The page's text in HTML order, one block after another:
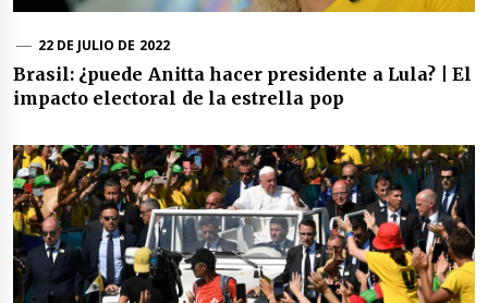
22 DE JULIO DE 2022
Brasil: ¿puede Anitta hacer presidente a Lula? | El
impacto electoral de la estrella pop